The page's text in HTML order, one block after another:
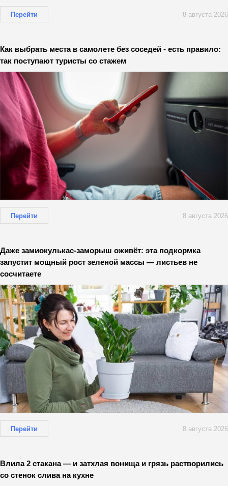
Перейти 8 августа 2026
Как выбрать места в самолете без соседей - есть правило:
так поступают туристы со стажем
Перейти 8 августа 2026
Даже замиокулькас-заморыш оживёт: эта подкормка
запустит мощный рост зеленой массы — листьев не
сосчитаете
Перейти 8 августа 2026
Влила 2 стакана — и затхлая вонища и грязь растворились
со стенок слива на кухне